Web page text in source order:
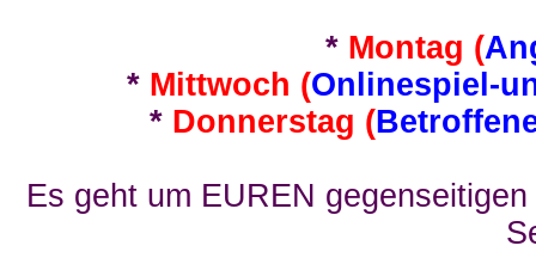
* Montag (
* Mittwoch (Onlinespiel-
* Donnerstag (
Es geht um EUREN